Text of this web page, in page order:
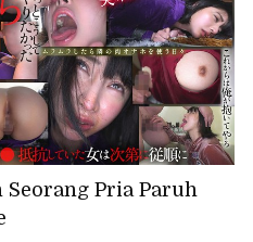
Seorang Pria Paruh